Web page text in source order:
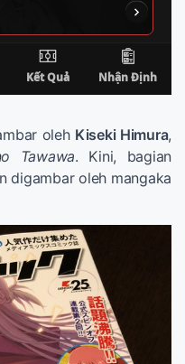
oleh Kiseki Himura,
Tawawa. Kini, bagian
digambar oleh mangaka